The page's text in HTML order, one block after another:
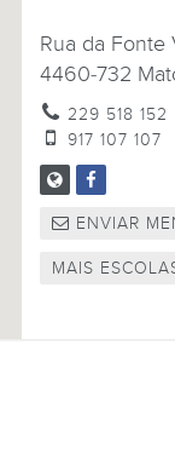
Rua da Fonte
4460-732
229 518 152
917 107 107
ENVIAR
MAIS